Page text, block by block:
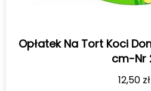
Opłatek Na Tort Koci
cm-Nr
12,50 zł